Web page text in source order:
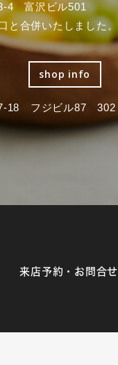
4 富沢ビル501
合併いたしました。
shop info
18 フジビル87 302
来店予約・お問合せ